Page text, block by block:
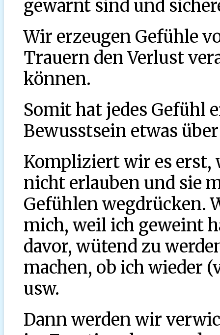
gewarnt sind und
Wir erzeugen Gefühle
Trauern den Verlust
können.
Somit hat jedes Gefühl
Bewusstsein etwas
Kompliziert wir es erst,
nicht erlauben und sie
Gefühlen wegdrücken.
mich, weil ich geweint
davor, wütend zu
machen, ob ich wieder
usw.
Dann werden wir